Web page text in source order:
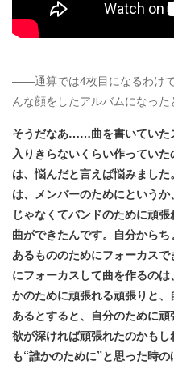
――通算では4枚目になるわけ
んな顔をしたアルバムになった
そうだなあ……曲を書いていた
入りきらないくらい作ってい
は、悩んだと言えば悩みまし
は、メンバーのためにという
じゃなくてバンドのために頑
曲ができたんです。自分からち
あるもののためにフォーカス
にフォーカスして曲を作るの
かのために頑張れる頑張りと
あるとすると、自分のために頑
欲が深ければ頑張れたのかも
も“誰かのために”と思った時